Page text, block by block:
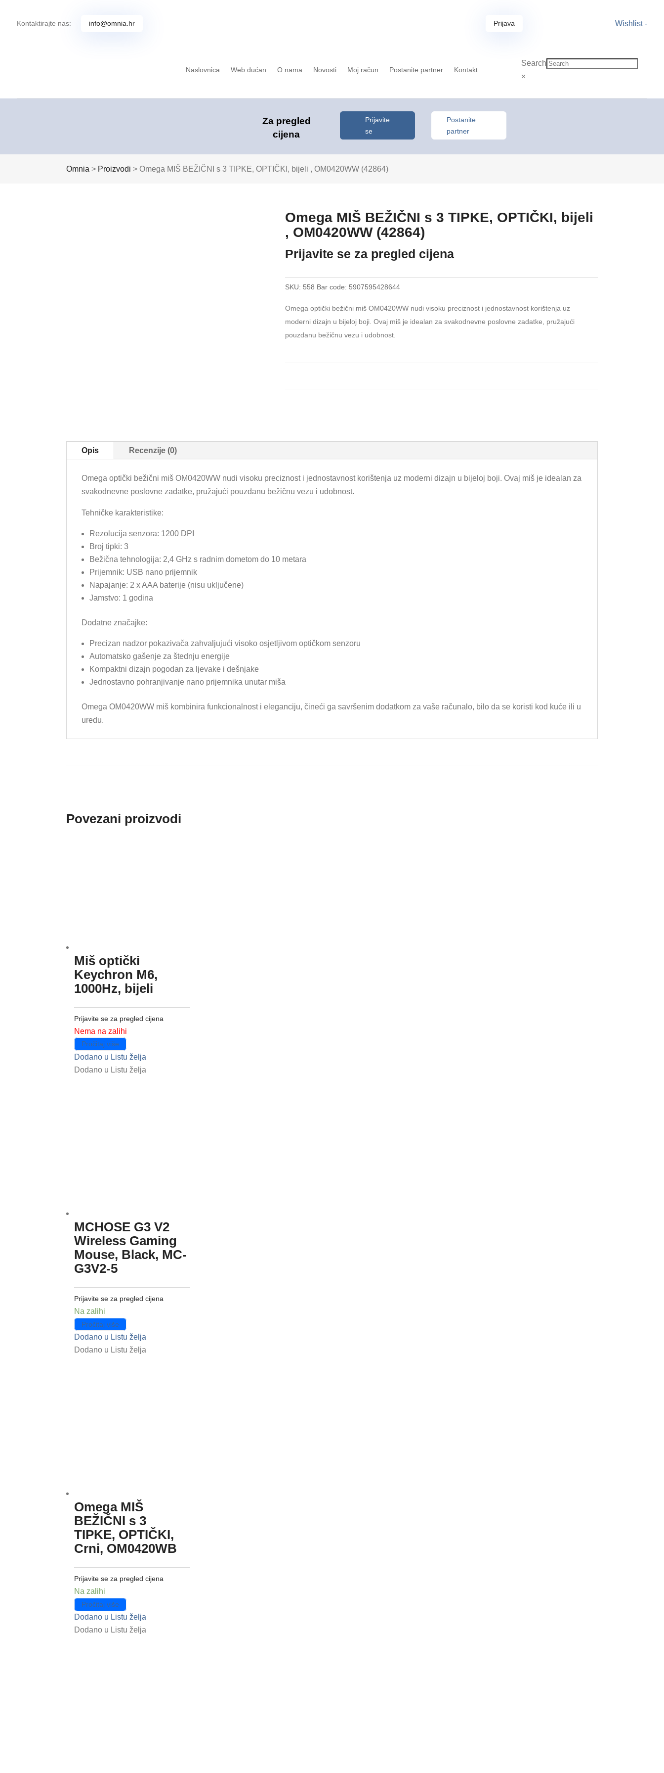
Kontaktirajte nas: info@omnia.hr Prijava Wishlist -
Naslovnica Web dućan O nama Novosti Moj račun Postanite partner Kontakt
Search
×
Za pregled
cijena
Prijavite
se
Postanite
partner
Omnia > Proizvodi >Omega MIŠ BEŽIČNI s 3 TIPKE, OPTIČKI, bijeli , OM0420WW (42864)
Omega MIŠ BEŽIČNI s 3 TIPKE, OPTIČKI, bijeli
, OM0420WW (42864)
Prijavite se za pregled cijena
SKU: 558 Bar code: 5907595428644
Omega optički bežični miš OM0420WW nudi visoku preciznost i jednostavnost korištenja uz
moderni dizajn u bijeloj boji. Ovaj miš je idealan za svakodnevne poslovne zadatke, pružajući
pouzdanu bežičnu vezu i udobnost.
Opis Recenzije (0)
Omega optički bežični miš OM0420WW nudi visoku preciznost i jednostavnost korištenja uz moderni dizajn u bijeloj boji. Ovaj miš je idealan za
svakodnevne poslovne zadatke, pružajući pouzdanu bežičnu vezu i udobnost.
Tehničke karakteristike:
Rezolucija senzora: 1200 DPI
Broj tipki: 3
Bežična tehnologija: 2,4 GHz s radnim dometom do 10 metara
Prijemnik: USB nano prijemnik
Napajanje: 2 x AAA baterije (nisu uključene)
Jamstvo: 1 godina
Dodatne značajke:
Precizan nadzor pokazivača zahvaljujući visoko osjetljivom optičkom senzoru
Automatsko gašenje za štednju energije
Kompaktni dizajn pogodan za ljevake i dešnjake
Jednostavno pohranjivanje nano prijemnika unutar miša
Omega OM0420WW miš kombinira funkcionalnost i eleganciju, čineći ga savršenim dodatkom za vaše računalo, bilo da se koristi kod kuće ili u
uredu.
Povezani proizvodi
Miš optički
Keychron M6,
1000Hz, bijeli
Prijavite se za pregled cijena
Nema na zalihi
Pročitaj više
Dodano u Listu želja
Dodano u Listu želja
MCHOSE G3 V2
Wireless Gaming
Mouse, Black, MC-
G3V2-5
Prijavite se za pregled cijena
Na zalihi
Pročitaj više
Dodano u Listu želja
Dodano u Listu želja
Omega MIŠ
BEŽIČNI s 3
TIPKE, OPTIČKI,
Crni, OM0420WB
Prijavite se za pregled cijena
Na zalihi
Pročitaj više
Dodano u Listu želja
Dodano u Listu želja